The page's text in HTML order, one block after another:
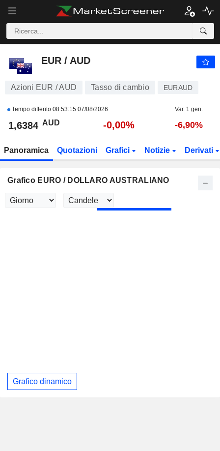
EUR / AUD
EUR / AUD
Azioni EUR / AUD Tasso di cambio EURAUD
Tempo differito 08:53:15 07/08/2026 Var. 1 gen.
1,6384 AUD -0,00% -6,90%
Panoramica Quotazioni Grafici Notizie Derivati
Grafico EURO / DOLLARO AUSTRALIANO
Grafico dinamico